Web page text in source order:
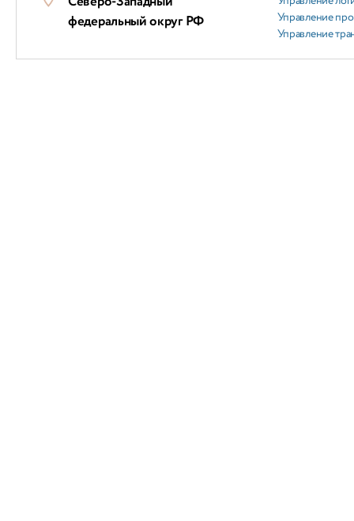
федеральный округ РФ
Управление
Управление